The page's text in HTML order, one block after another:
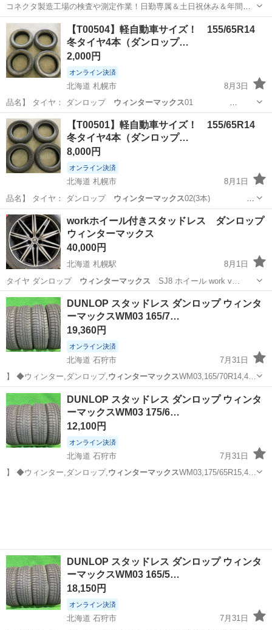
コネクタ製造工場の検査や測定作業！日勤専属＆土日祝休み＆年間休
日128日★クリーンルーム内作業★マイカー通勤OK＆無料駐車場あり
★就業先食堂利用可！日払い制度あり！《茨城県常陸大宮市》 人気の
工場のお仕事 ◇コネクタ製造工...
茨城 常陸大宮市 静駅 その他
【T00504】軽自動車サイズ！ 155/65R14
冬タイヤ4本（ダンロップ…
2,000円
オンライン決済
北海道 札幌市
8月3日
品名】 タイヤ： ダンロップ ウィンターマックス01
155/65R…
北海道 札幌市 タイヤ、ホイール ダンロップ
【T00501】軽自動車サイズ！ 155/65R14
冬タイヤ4本（ダンロップ…
8,000円
オンライン決済
北海道 札幌市
8月1日
品名】 タイヤ： ダンロップ ウィンターマックス02(3本)
155…
北海道 札幌市 タイヤ、ホイール ウィンターマックス
workホイール付きスタッドレス ダンロップ
ウィンターマックス
40,000円
北海道 札幌駅
8月1日
タイヤ ダンロップ ウィンターマックス SJ8 ホイール work v…
北海道 札幌市 タイヤ、ホイール
ダンロップウィンターマックス
DUNLOP スタッドレス ダンロップ ウィンタ
ーマックスWM03 165/7…
19,360円
オンライン決済
北海道 石狩市
7月31日
】 ◆ウィンター,ダンロップ,ウィンターマックスWM03,165/70R14,4…
北海道 石狩市 タイヤ、ホイール ウィンターマックス
DUNLOP スタッドレス ダンロップ ウィンタ
ーマックスWM03 175/6…
12,100円
オンライン決済
北海道 石狩市
7月31日
】 ◆ウィンター,ダンロップ,ウィンターマックスWM03,175/65R15,4…
DUNLOP スタッドレス ダンロップ ウィンタ
ーマックスWM03 165/5…
18,150円
オンライン決済
北海道 石狩市
7月31日